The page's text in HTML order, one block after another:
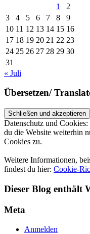
1
2
3
4 5 6 7 8
9
10 11 12 13 14 15 16
17 18 19 20 21 22 23
24 25 26 27 28 29 30
31
« Juli
Übersetzen/
Datenschutz und
du die Website weiterhin
Cookies zu.
Weitere Informationen,
findest du hier: Cookie-
Dieser Blog enthält
Meta
Anmelden